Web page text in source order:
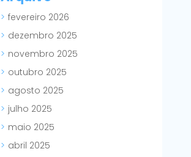
fevereiro 2026
dezembro 2025
novembro 2025
outubro 2025
agosto 2025
julho 2025
maio 2025
abril 2025